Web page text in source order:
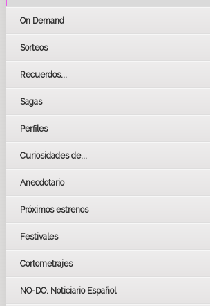
On Demand
Sorteos
Recuerdos...
Sagas
Perfiles
Curiosidades de...
Anecdotario
Próximos estrenos
Festivales
LOS OSCARS
GOYAS
Cortometrajes
NO-DO. Noticiario Español